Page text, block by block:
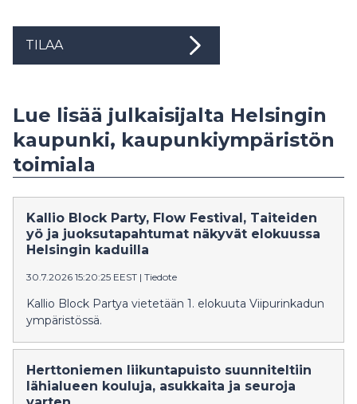
TILAA
Lue lisää julkaisijalta Helsingin
kaupunki, kaupunkiympäristön
toimiala
Kallio Block Party, Flow Festival, Taiteiden
yö ja juoksutapahtumat näkyvät elokuussa
Helsingin kaduilla
30.7.2026 15:20:25 EEST | Tiedote
Kallio Block Partya vietetään 1. elokuuta Viipurinkadun
ympäristössä.
Herttoniemen liikuntapuisto suunniteltiin
lähialueen kouluja, asukkaita ja seuroja